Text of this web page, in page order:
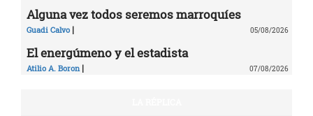
Alguna vez todos seremos marroquíes
Guadi Calvo | 05/08/2026
El energúmeno y el estadista
Atilio A. Boron | 07/08/2026